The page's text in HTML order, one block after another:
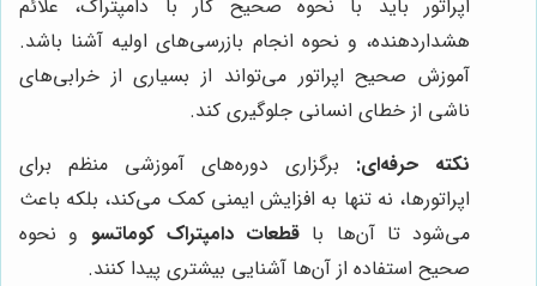
اپراتور باید با نحوه صحیح کار با دامپتراک، علائم
هشداردهنده، و نحوه انجام بازرسی‌های اولیه آشنا باشد.
آموزش صحیح اپراتور می‌تواند از بسیاری از خرابی‌های
ناشی از خطای انسانی جلوگیری کند.
نکته حرفه‌ای: برگزاری دوره‌های آموزشی منظم برای
اپراتورها، نه تنها به افزایش ایمنی کمک می‌کند، بلکه باعث
می‌شود تا آن‌ها با قطعات دامپتراک کوماتسو و نحوه
صحیح استفاده از آن‌ها آشنایی بیشتری پیدا کنند.